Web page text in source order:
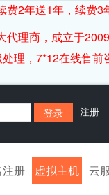
2年送1年，续费
代理商，成立于
理，7*12在线售
注册
册 虚拟主机 云